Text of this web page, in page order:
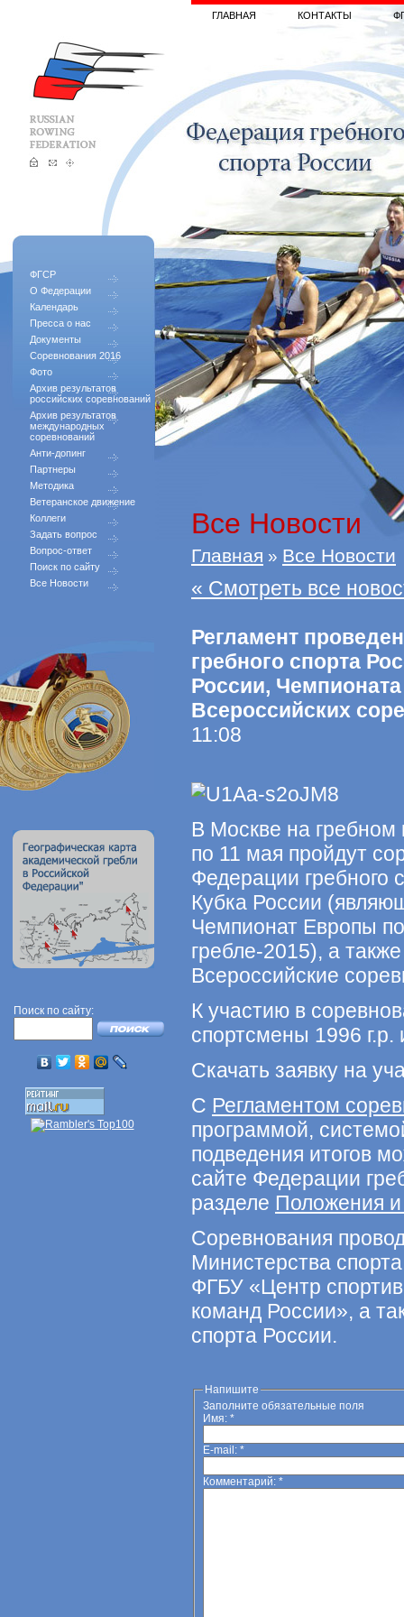
ФГСР
О Федерации
Календарь
Пресса о нас
Документы
Соревнования 2016
Фото
Архив результатов
российских соревнований
Архив результатов
международных
соревнований
Анти-допинг
Партнеры
Методика
Ветеранское движение
Коллеги
Задать вопрос
Вопрос-ответ
Поиск по сайту
Все Новости
Поиск по сайту:
ГЛАВНАЯ КОНТАКТЫ
Все Новости
Главная » Все Новости
« Смотреть все
Регламент
гребного спорта
России,
Всероссийских
11:08
В Москве на гребном
по 11 мая пройдут
Федерации гребного
Кубка России
Чемпионат Европы
гребле-2015), а
Всероссийские
К участию в
спортсмены 1996 г.р.
Скачать заявку на
С Регламентом
программой,
подведения итогов
сайте Федерации
разделе Положения
Соревнования
Министерства
ФГБУ «Центр
команд России», а
спорта России.
Напишите
Заполните обязательные поля
Имя: *
E-mail: *
Комментарий: *